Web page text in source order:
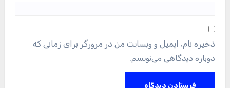
ذخیره نام، ایمیل و وبسایت من در مرورگر برای زمانی که
دوباره دیدگاهی می‌نویسم.